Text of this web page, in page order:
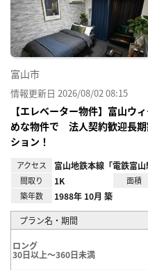
富山市
情報更新日 2026/08/02 08:15
【エレベーター物件】富山ウ
めな物件で 法人契約歓迎長
ション！
アクセス 富山地鉄本線「電鉄富山
間取り 1K 面積
築年数 1988年 10月 築
プラン名・期間
ロング
30日以上～360日未満